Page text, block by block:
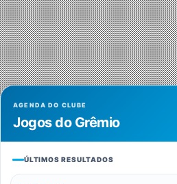
AGENDA DO CLUBE
Jogos do Grêmio
ÚLTIMOS RESULTADOS